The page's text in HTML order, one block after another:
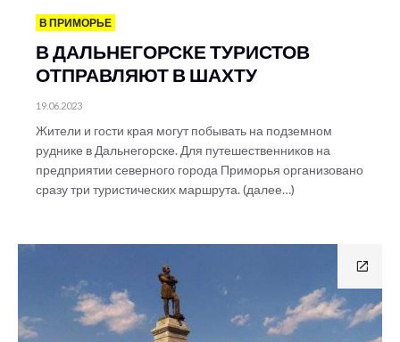
В ПРИМОРЬЕ
В ДАЛЬНЕГОРСКЕ ТУРИСТОВ
ОТПРАВЛЯЮТ В ШАХТУ
19.06.2023
Жители и гости края могут побывать на подземном
руднике в Дальнегорске. Для путешественников на
предприятии северного города Приморья организовано
сразу три туристических маршрута. (далее…)